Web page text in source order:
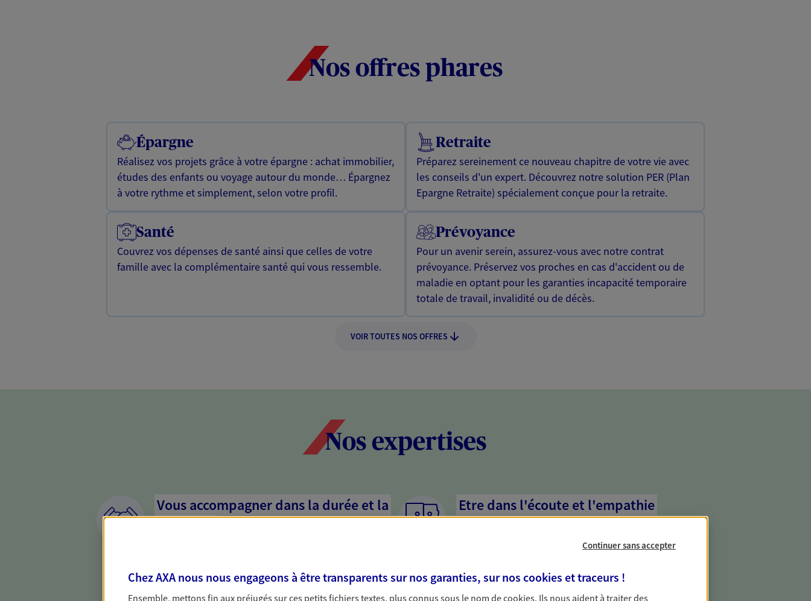
Nos offres phares
Épargne
Réalisez vos projets grâce à votre épargne : achat immobilier,
études des enfants ou voyage autour du monde… Épargnez
à votre rythme et simplement, selon votre profil.
Retraite
Préparez sereinement ce nouveau chapitre de votre vie avec
les conseils d'un expert. Découvrez notre solution PER (Plan
Epargne Retraite) spécialement conçue pour la retraite.
Santé
Couvrez vos dépenses de santé ainsi que celles de votre
famille avec la complémentaire santé qui vous ressemble.
Prévoyance
Pour un avenir serein, assurez-vous avec notre contrat
prévoyance. Préservez vos proches en cas d'accident ou de
maladie en optant pour les garanties incapacité temporaire
totale de travail, invalidité ou de décès.
VOIR TOUTES NOS OFFRES
Nos expertises
Vous accompagner dans la durée et la
confiance
la confiance et la proximité. C'est en apprenant à vous
Etre dans l'écoute et l'empathie
mandataires mettent l'empathie au cœur de leurs échanges
en cas de difficultés.
Continuer sans accepter
Chez AXA nous nous engageons à être transparents sur nos garanties, sur nos cookies et traceurs !
Ensemble, mettons fin aux préjugés sur ces petits fichiers textes, plus connus sous le nom decookies. Ils nous aident à traiter des